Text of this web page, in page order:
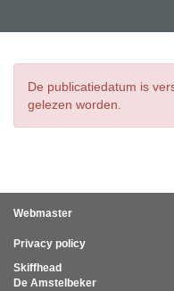
De publicatiedatum is
gelezen worden.
Webmaster
Privacy policy
Skiffhead
De Amstelbeker